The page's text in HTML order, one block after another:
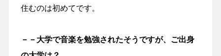
住むのは初めてです。
－－大学で音楽を勉強されたそうですが、ご出身